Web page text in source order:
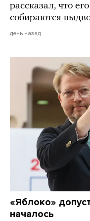
рассказал, что
собираются
день назад
«Яблоко»
началось